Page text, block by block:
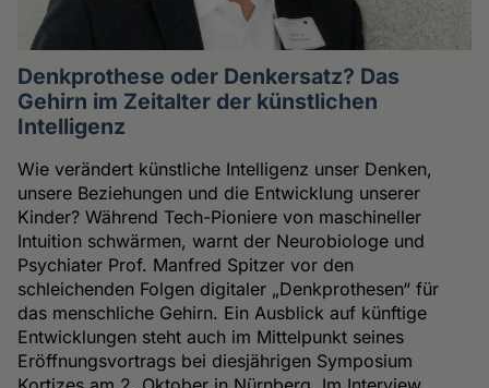
Denkprothese oder Denkersatz? Das
Gehirn im Zeitalter der künstlichen
Intelligenz
Wie verändert künstliche Intelligenz unser Denken,
unsere Beziehungen und die Entwicklung unserer
Kinder? Während Tech-Pioniere von maschineller
Intuition schwärmen, warnt der Neurobiologe und
Psychiater Prof. Manfred Spitzer vor den
schleichenden Folgen digitaler „Denkprothesen“ für
das menschliche Gehirn. Ein Ausblick auf künftige
Entwicklungen steht auch im Mittelpunkt seines
Eröffnungsvortrags bei diesjährigen Symposium